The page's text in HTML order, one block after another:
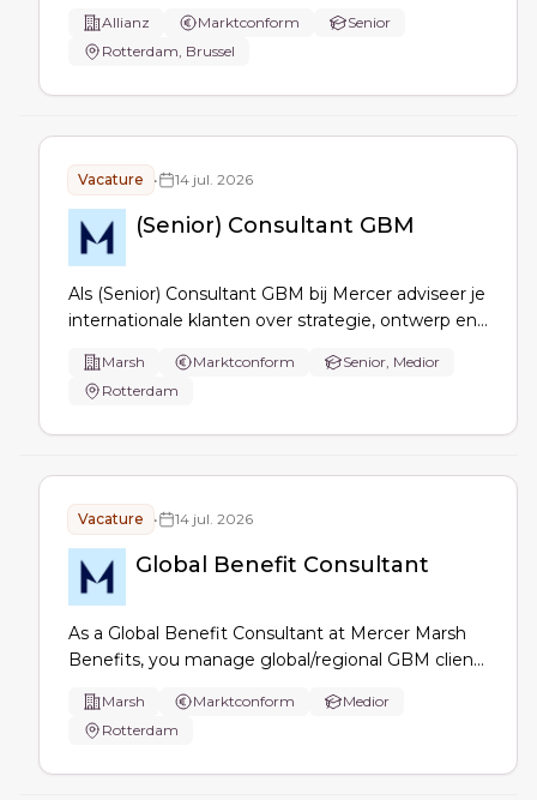
overleg en vakbondsrelaties, en borg je sociaal-
juridische compliance en governance in de
Allianz Marktconform
Senior
Rotterdam, Brussel
Vacature • 14 jul. 2026
(Senior) Consultant GBM
Als (Senior) Consultant GBM bij Mercer adviseer je
internationale klanten over strategie, ontwerp en
(gezondheid, welzijn, inkomenszekerheid), leid je
complexe GBM-projecten en stuur je
Marsh Marktconform
Senior, Medior
Rotterdam
Vacature • 14 jul. 2026
Global Benefit Consultant
As a Global Benefit Consultant at Mercer Marsh
Benefits, you manage global/regional GBM client
renewals, deliver governance and reporting,
coordinate local teams, maintain policy tracking,
Marsh Marktconform
Medior
Rotterdam